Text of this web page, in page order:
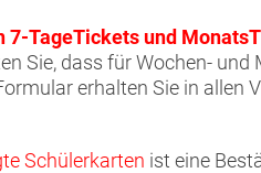
7-TageTickets und
Sie, dass für Wochen-
erhalten Sie in allen
Schülerkarten ist eine